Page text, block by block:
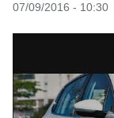
07/09/2016 - 10:30